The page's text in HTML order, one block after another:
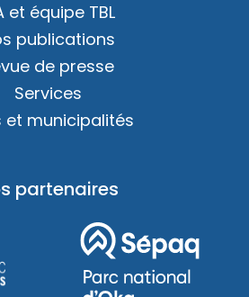
et équipe TBL
publications
de presse
Services
et municipalités
partenaires